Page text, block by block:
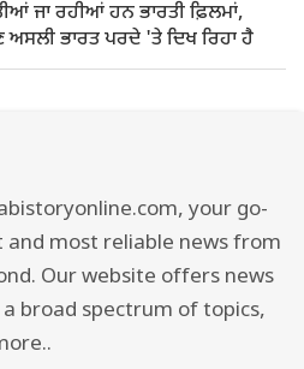
ਜਾ ਰਹੀਆਂ ਹਨ ਭਾਰਤੀ ਫ਼ਿਲਮਾਂ,
ਅਸਲੀ ਭਾਰਤ ਪਰਦੇ 'ਤੇ ਦਿਖ ਰਿਹਾ ਹੈ
your go-
most reliable news from
Our website offers news
broad spectrum of topics,